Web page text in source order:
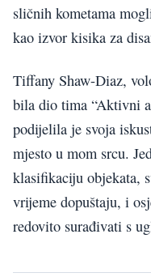
sličnih kometama
kao izvor kisika za
Tiffany Shaw-Diaz,
bila dio tima “Aktivni
podijelila je svoja
mjesto u mom srcu.
klasifikaciju objekata,
vrijeme dopuštaju, i
redovito surađivati s